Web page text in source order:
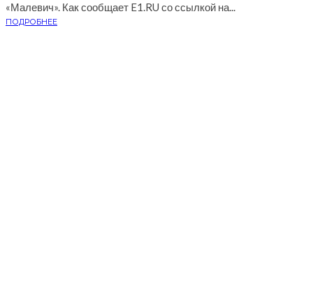
«Малевич». Как сообщает E1.RU со ссылкой на...
ПОДРОБНЕЕ